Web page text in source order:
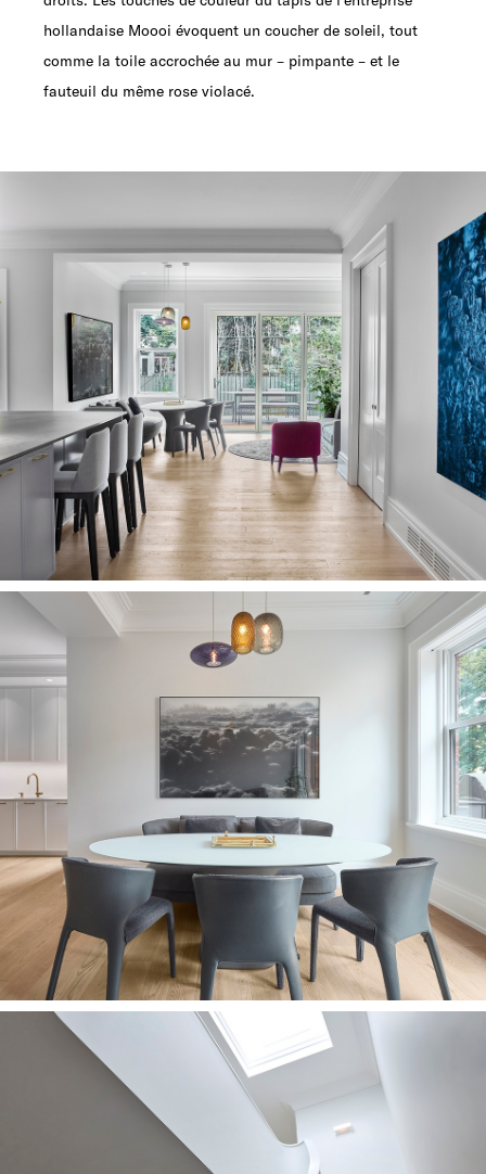
hollandaise Moooi évoquent un coucher de soleil, tout
comme la toile accrochée au mur – pimpante – et le
fauteuil du même rose violacé.